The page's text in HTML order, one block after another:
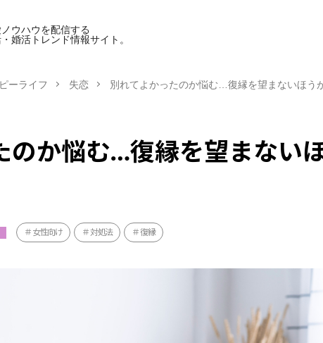
ウハウを配信する
婚活トレンド情報サイト。
ーライフ 失恋 別れてよかったのか悩む…復縁を望まないほう
のか悩む…復縁を望まない
女性向け 対処法 復縁